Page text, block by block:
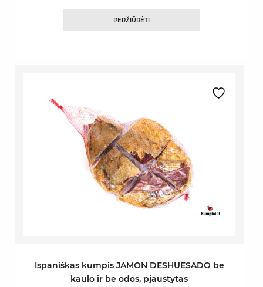
PERŽIŪRĖTI
Ispaniškas kumpis JAMON DESHUESADO be
kaulo ir be odos, pjaustytas